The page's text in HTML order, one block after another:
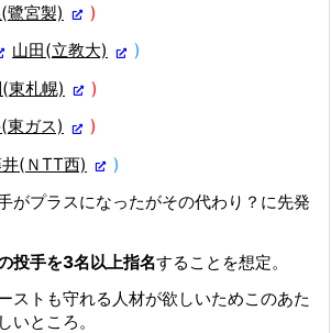
鷺宮製)
)
山田(立教大)
)
東札幌)
)
東ガス)
)
(ＮTT西)
)
がプラスになったがその代わり？に先発
投手を3名以上指名することを想定。
ストも守れる人材が欲しいためこのあた
いところ。